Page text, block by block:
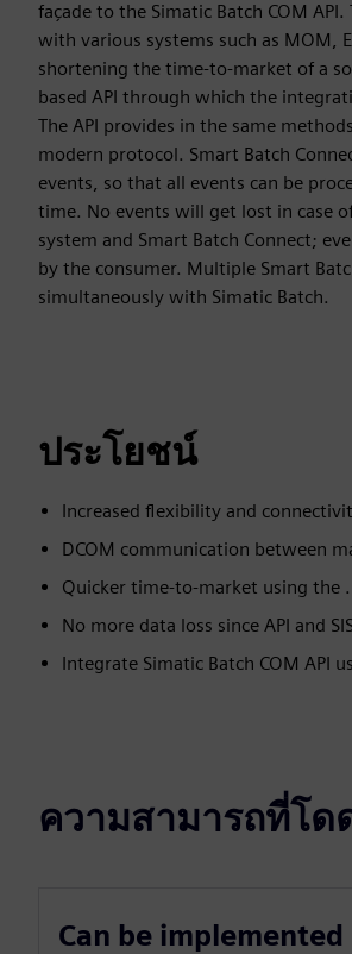
façade to the Simatic Batch COM
with various systems such as MOM,
shortening the time-to-market of a
based API through which the
The API provides in the same
modern protocol. Smart Batch
events, so that all events can be
time. No events will get lost in case
system and Smart Batch Connect;
by the consumer. Multiple Smart
simultaneously with Simatic Batch.
ประโยชน์
Increased flexibility and
DCOM communication between
Quicker time-to-market using the
No more data loss since API and
Integrate Simatic Batch COM API
ความสามารถที่โด
Can be